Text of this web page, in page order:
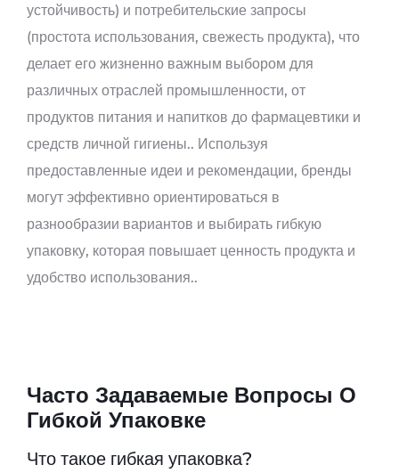
устойчивость) и потребительские запросы
(простота использования, свежесть продукта), что
делает его жизненно важным выбором для
различных отраслей промышленности, от
продуктов питания и напитков до фармацевтики и
средств личной гигиены.. Используя
предоставленные идеи и рекомендации, бренды
могут эффективно ориентироваться в
разнообразии вариантов и выбирать гибкую
упаковку, которая повышает ценность продукта и
удобство использования..
Часто Задаваемые Вопросы О
Гибкой Упаковке
Что такое гибкая упаковка?